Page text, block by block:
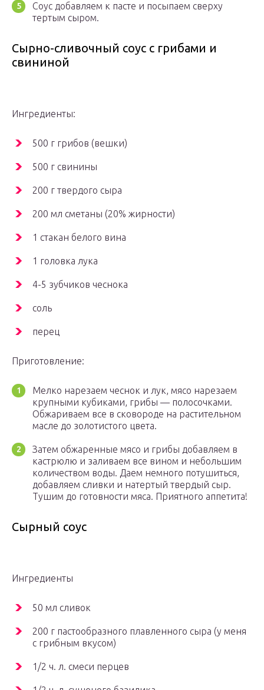
Соус добавляем к пасте и посыпаем сверху
тертым сыром.
Сырно-сливочный соус с грибами и
свининой
Ингредиенты:
500 г грибов (вешки)
500 г свинины
200 г твердого сыра
200 мл сметаны (20% жирности)
1 стакан белого вина
1 головка лука
4-5 зубчиков чеснока
соль
перец
Приготовление:
Мелко нарезаем чеснок и лук, мясо нарезаем
крупными кубиками, грибы — полосочками.
Обжариваем все в сковороде на растительном
масле до золотистого цвета.
Затем обжаренные мясо и грибы добавляем в
кастрюлю и заливаем все вином и небольшим
количеством воды. Даем немного потушиться,
добавляем сливки и натертый твердый сыр.
Тушим до готовности мяса. Приятного аппетита!
Сырный соус
Ингредиенты
50 мл сливок
200 г пастообразного плавленного сыра (у меня
с грибным вкусом)
1/2 ч. л. смеси перцев